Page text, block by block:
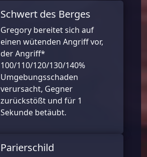
Schwert des Berges
Gregory bereitet sich auf
einen wütenden Angriff vor,
der Angriff*
100/110/120/130/140%
Umgebungsschaden
verursacht, Gegner
zurückstößt und für 1
Sekunde betäubt.
Parierschild